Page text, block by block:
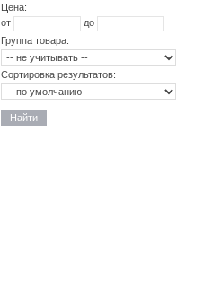
Цена:
от
до
Группа товара:
Сортировка результатов:
Найти